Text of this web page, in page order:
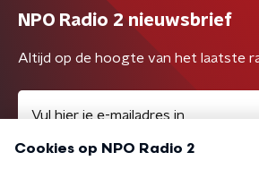
NPO Radio 2 nieuwsbrief
Altijd op de hoogte van het laatste